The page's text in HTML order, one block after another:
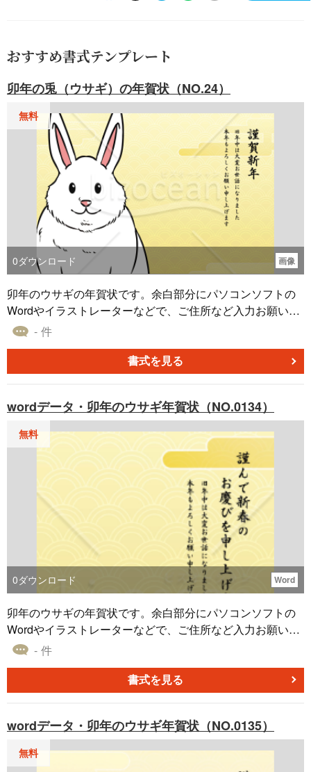
おすすめ書式テンプレート
卯年の兎（ウサギ）の年賀状（NO.24）
無料
0ダウンロード 画像
卯年のウサギの年賀状です。余白部分にパソコンソフトの
Wordやイラストレーターなどで、ご住所など入力お願い致
します。
- 件
書式を見る
wordデータ・卯年のウサギ年賀状（NO.0134）
無料
0ダウンロード Word
卯年のウサギの年賀状です。余白部分にパソコンソフトの
Wordやイラストレーターなどで、ご住所など入力お願い致
します。
- 件
書式を見る
wordデータ・卯年のウサギ年賀状（NO.0135）
無料